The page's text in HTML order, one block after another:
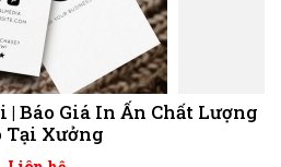
| Báo Giá In Ấn Chất Lượng
Tại Xưởng